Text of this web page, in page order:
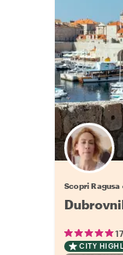
Scopri Ragusa
CITY